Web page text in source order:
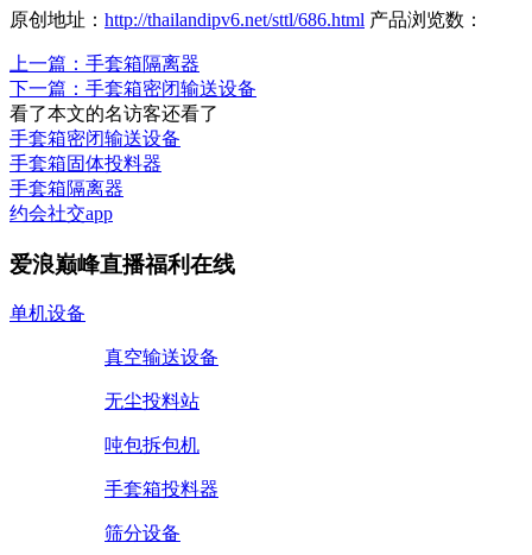
原创地址： http://thailandipv6.net/sttl/686.html 产品浏览数：
上一篇：手套箱隔离器
下一篇：手套箱密闭输送设备
看了本文的名访客还看了
手套箱密闭输送设备
手套箱固体投料器
手套箱隔离器
约会社交app
爱浪巅峰直播福利在线
单机设备
真空输送设备
无尘投料站
吨包拆包机
手套箱投料器
筛分设备